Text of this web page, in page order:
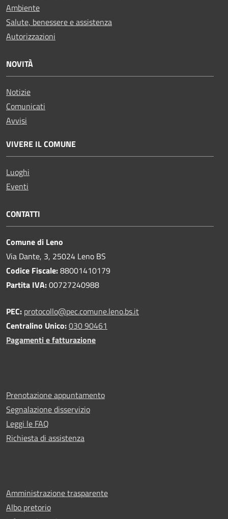
Ambiente
Salute, benessere e assistenza
Autorizzazioni
NOVITÀ
Notizie
Comunicati
Avvisi
VIVERE IL COMUNE
Luoghi
Eventi
CONTATTI
Comune di Leno
Via Dante, 3, 25024 Leno BS
Codice Fiscale:88001410179
Partita IVA:00727240988
PEC: protocollo@pec.comune.leno.bs.it
Centralino Unico:030 90461
Pagamenti e fatturazione
Prenotazione appuntamento
Segnalazione disservizio
Leggi le FAQ
Richiesta di assistenza
Amministrazione trasparente
Albo pretorio